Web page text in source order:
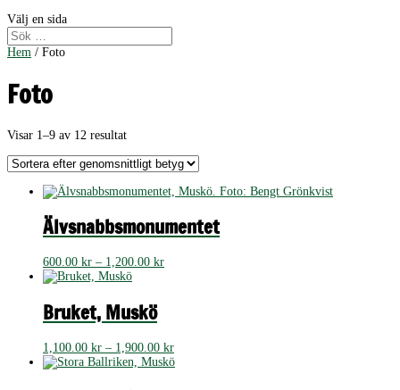
Välj en sida
Hem / Foto
Foto
Visar 1–9 av 12 resultatSortera
genomsnittligt
betyg
Älvsnabbsmonumentet
600.00 kr – 1,200.00 krPrisintervall:
Bruket, Muskö
1,100.00 kr – 1,900.00 krPrisintervall:
1,100.00 kr